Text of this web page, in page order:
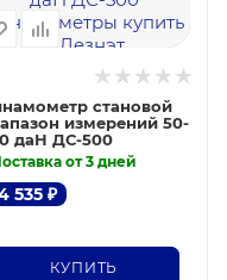
становой
измерений 50-
даН ДС-500
от 3 дней
535₽
КУПИТЬ